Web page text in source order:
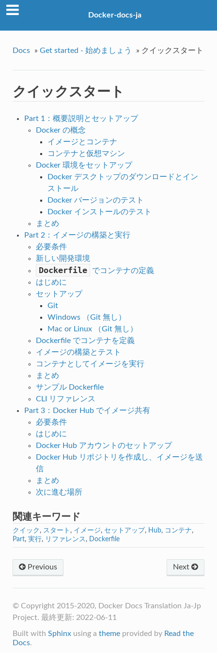
Docker-docs-ja
Docs » Get started - 始めましょう » クイックスタート
クイックスタート
Part 1：概要説明とセットアップ
Docker の概念
イメージとコンテナ
コンテナと仮想マシン
Docker 環境をセットアップ
Docker デスクトップのダウンロードとイン
ストール
Docker バージョンのテスト
Docker インストールのテスト
まとめ
Part 2：イメージの構築と実行
必要条件
新しい開発環境
Dockerfile
でコンテナの定義
はじめに
セットアップ
Git
Windows （Git 無し）
Mac or Linux （Git 無し）
Dockerfile でコンテナを定義
イメージの構築とテスト
コンテナとしてイメージを実行
まとめ
サンプル Dockerfile
CLI リファレンス
Part 3：Docker Hub でイメージ共有
必要条件
はじめに
Docker Hub アカウントのセットアップ
Docker Hub リポジトリを作成し、イメージを送
信
まとめ
次に進む場所
関連キーワード
クイック , スタート , イメージ, セットアップ , Hub, コンテナ,
Part, 実行, リファレンス , Dockerfile
Next
Previous
© Copyright 2015-2020, Docker Docs Translation Ja-Jp
Project. 最終更新: 2022-06-11
Built with Sphinxusing a themeprovided by Read the
Docs.